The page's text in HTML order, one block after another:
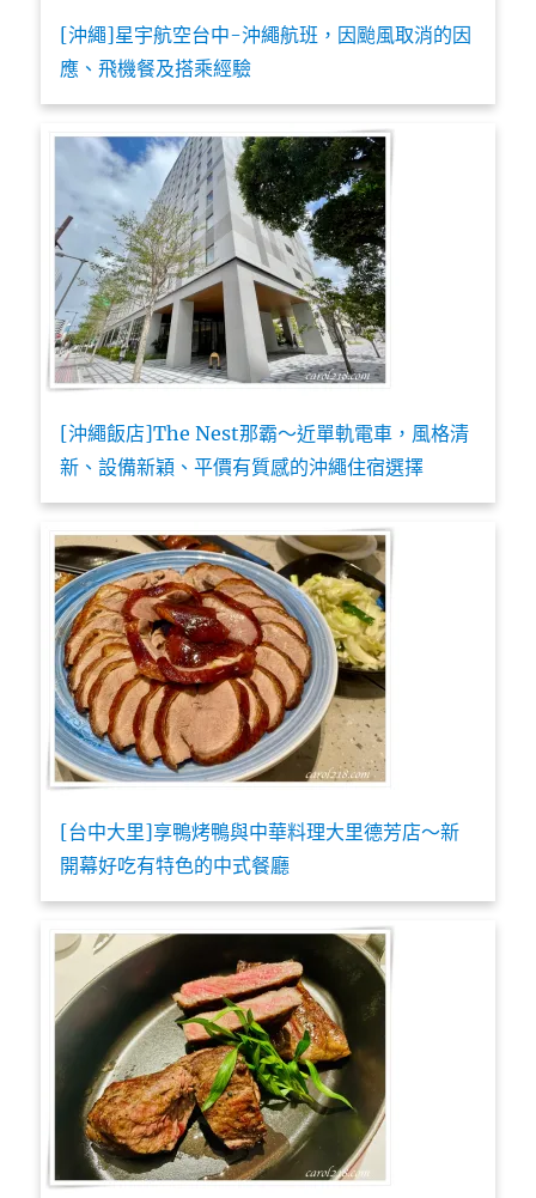
[沖繩]星宇航空台中-沖繩航班，因颱風取消的因
應、飛機餐及搭乘經驗
[沖繩飯店]The Nest那霸～近單軌電車，風格清
新、設備新穎、平價有質感的沖繩住宿選擇
[台中大里]享鴨烤鴨與中華料理大里德芳店～新
開幕好吃有特色的中式餐廳